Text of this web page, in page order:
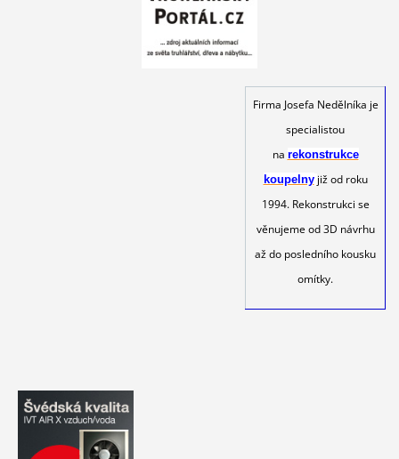
Firma Josefa Nedělníka je
specialistou
na rekonstrukce
koupelny již od roku
1994. Rekonstrukci se
věnujeme od 3D návrhu
až do posledního kousku
omítky.